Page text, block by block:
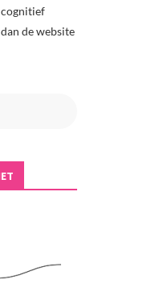
de website